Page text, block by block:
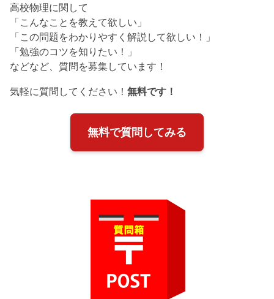
高校物理に関して
「こんなことを教えて欲しい」
「この問題をわかりやすく解説して欲しい！」
「勉強のコツを知りたい！」
などなど、質問を募集しています！
気軽に質問してください！無料です！
無料で質問してみる